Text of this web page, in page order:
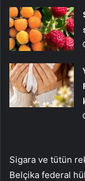
Sigara ve tütün
Belçika federal